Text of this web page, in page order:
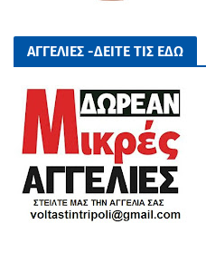
ΑΓΓΕΛΙΕΣ -ΔΕΙΤΕ ΤΙΣ ΕΔΩ